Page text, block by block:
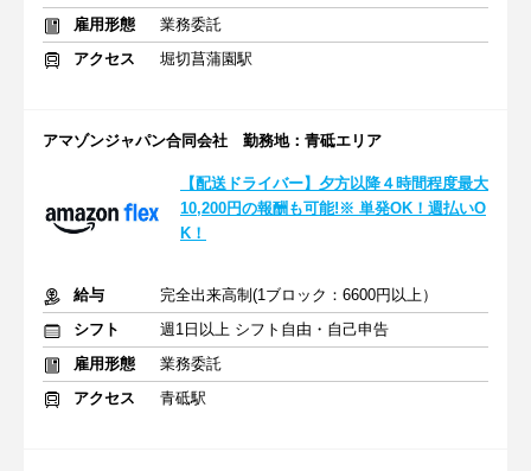
雇用形態
業務委託
アクセス
堀切菖蒲園駅
アマゾンジャパン合同会社 勤務地：青砥エリア
【配送ドライバー】夕方以降４時間程度最大
10,200円の報酬も可能!※ 単発OK！週払いO
K！
給与
完全出来高制(1ブロック：6600円以上）
シフト
週1日以上 シフト自由・自己申告
雇用形態
業務委託
アクセス
青砥駅